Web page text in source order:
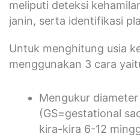
meliputi deteksi
janin, serta identifikasi
Untuk menghitung usia
menggunakan 3 cara
Mengukur
(GS=gestational
kira-kira 6-12